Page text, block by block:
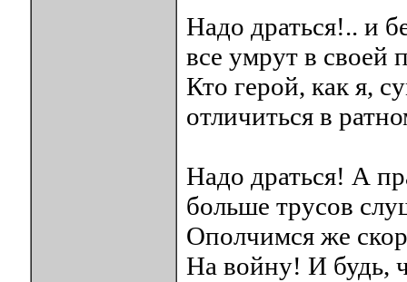
Надо драться!.. и
все умрут в своей
Кто герой, как я,
отличиться в
Надо драться! А
больше трусов
Ополчимся же
На войну! И будь,